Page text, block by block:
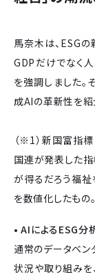
馬奈木は、ESGの
GDPだけでなく
を強調しました
成AIの革新性を紹
（※1）新国富指
国連が発表した指
が得るだろう福祉
を数値化したもの。
• AIによるESG分
通常のデータベ
状況や取り組みを